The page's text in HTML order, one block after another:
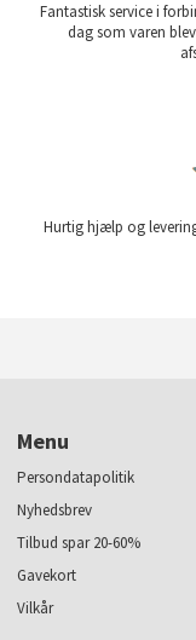
Fantastisk service i
dag som varen
Hurtig hjælp og
Menu
Persondatapolitik
Nyhedsbrev
Tilbud spar 20-60%
Gavekort
Vilkår